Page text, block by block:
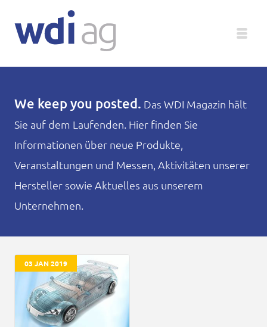
Unternehmen
Produkte
Service
Magazin
We keep you posted. Das WDI Magazin hält
Sie auf dem Laufenden. Hier finden Sie
Informationen über neue Produkte,
Veranstaltungen und Messen, Aktivitäten unserer
Hersteller sowie Aktuelles aus unserem
Unternehmen.
03 JAN 2019